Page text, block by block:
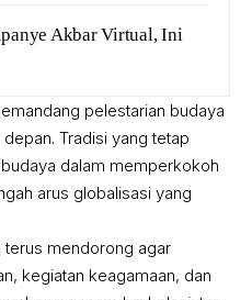
Akbar Virtual, Ini
pelestarian budaya
Tradisi yang tetap
dalam memperkokoh
arus globalisasi yang
terus mendorong agar
kegiatan keagamaan, dan